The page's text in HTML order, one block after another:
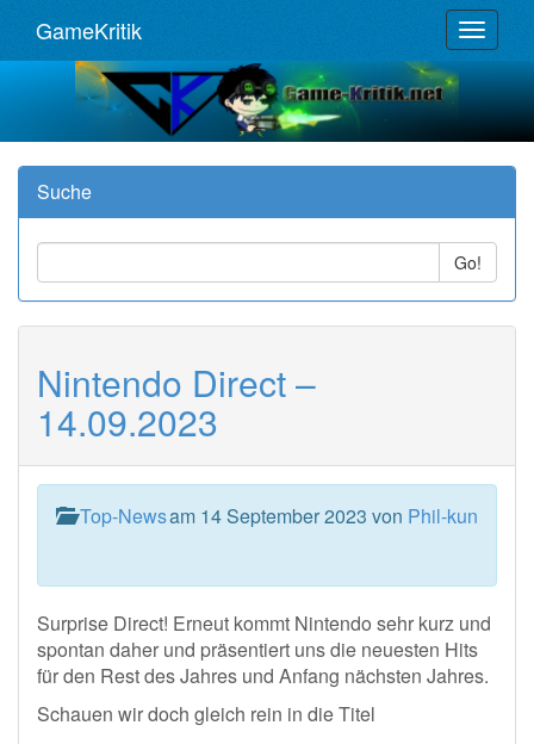
Toggle
GameKritik
Suche
Go!
Nintendo Direct –
14.09.2023
Top-Newsam 14 September 2023 von Phil-kun
Surprise Direct! Erneut kommt Nintendo sehr kurz und
spontan daher und präsentiert uns die neuesten Hits
für den Rest des Jahres und Anfang nächsten Jahres.
Schauen wir doch gleich rein in die Titel